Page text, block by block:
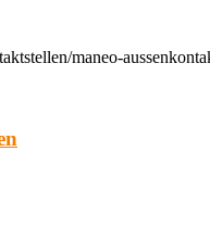
maneo-